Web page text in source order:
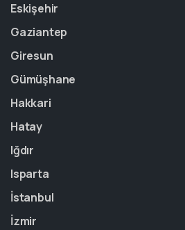
Eskişehir
Gaziantep
Giresun
Gümüşhane
Hakkari
Hatay
Iğdır
Isparta
İstanbul
İzmir